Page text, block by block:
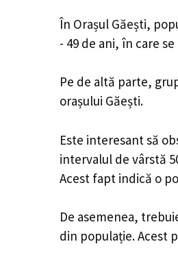
În Orașul Găești,
- 49 de ani, în care
Pe de altă parte,
orașului Găești.
Este interesant să
intervalul de vârstă
Acest fapt indică o
De asemenea,
din populație. Acest